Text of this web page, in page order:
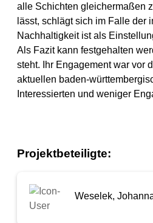
alle Schichten gleichermaßen
lässt, schlägt sich im Falle der
Nachhaltigkeit ist als
Als Fazit kann festgehalten
steht. Ihr Engagement war vor
aktuellen baden-
Interessierten und weniger
Projektbeteiligte:
Weselek,